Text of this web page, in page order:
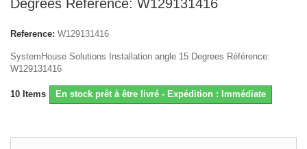
Degrees Référence: W129131416
Reference: W129131416
SystemHouse Solutions Installation angle 15 Degrees Référence:
W129131416
10 Items En stock prêt à être livré - Expédition : Immédiate